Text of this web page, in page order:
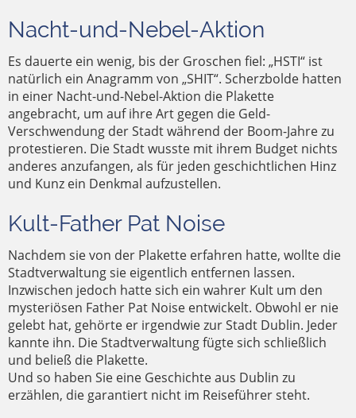
Nacht-und-Nebel-Aktion
Es dauerte ein wenig, bis der Groschen fiel: „HSTI“ ist
natürlich ein Anagramm von „SHIT“. Scherzbolde hatten
in einer Nacht-und-Nebel-Aktion die Plakette
angebracht, um auf ihre Art gegen die Geld-
Verschwendung der Stadt während der Boom-Jahre zu
protestieren. Die Stadt wusste mit ihrem Budget nichts
anderes anzufangen, als für jeden geschichtlichen Hinz
und Kunz ein Denkmal aufzustellen.
Kult-Father Pat Noise
Nachdem sie von der Plakette erfahren hatte, wollte die
Stadtverwaltung sie eigentlich entfernen lassen.
Inzwischen jedoch hatte sich ein wahrer Kult um den
mysteriösen Father Pat Noise entwickelt. Obwohl er nie
gelebt hat, gehörte er irgendwie zur Stadt Dublin. Jeder
kannte ihn. Die Stadtverwaltung fügte sich schließlich
und beließ die Plakette.
Und so haben Sie eine Geschichte aus Dublin zu
erzählen, die garantiert nicht im Reiseführer steht.